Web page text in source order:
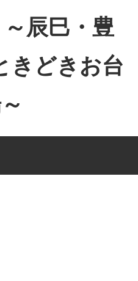
辰巳・豊
きどきお台